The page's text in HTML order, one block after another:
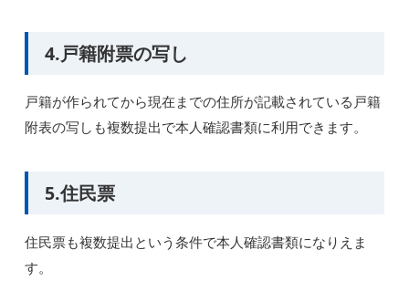
4.戸籍附票の写し
戸籍が作られてから現在までの住所が記載されている戸籍
附表の写しも複数提出で本人確認書類に利用できます。
5.住民票
住民票も複数提出という条件で本人確認書類になりえま
す。